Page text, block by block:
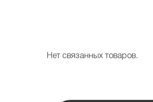
Нет связанных товаров.